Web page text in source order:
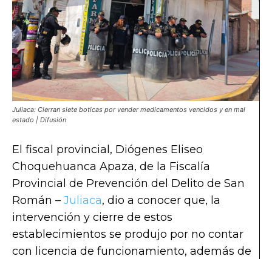
Juliaca: Cierran siete boticas por vender medicamentos vencidos y en mal
estado | Difusión
El fiscal provincial, Diógenes Eliseo
Choquehuanca Apaza, de la Fiscalía
Provincial de Prevención del Delito de San
Román – Juliaca, dio a conocer que, la
intervención y cierre de estos
establecimientos se produjo por no contar
con licencia de funcionamiento, además de